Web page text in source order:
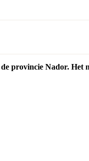
provincie Nador.